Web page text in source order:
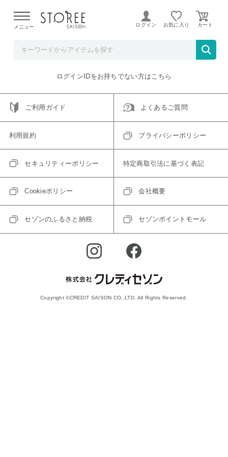
よる配送遅延が発生しております。
メニュー ログイン お気に入り
ご指定のアイテムは取り扱い終了、またはただいま取り扱い
トップへ戻る
ログインIDをお持ちでない方はこちら
ご利用ガイド よくあるご質問
利用規約 プライバシーポリシー
セキュリティーポリシー 特定商取引法に基づく表記
Cookieポリシー 会社概要
セゾンのふるさと納税 セゾンポイントモール
Copyright ©CREDIT SAISON CO.,LTD. All Rights Reserved.